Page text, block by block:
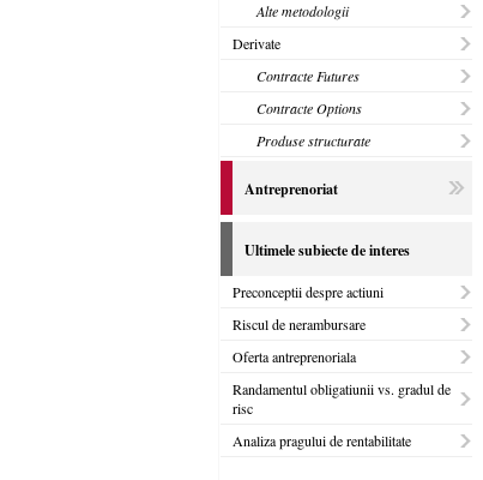
Alte metodologii
Derivate
Contracte Futures
Contracte Options
Produse structurate
Antreprenoriat
Ultimele subiecte de interes
Preconceptii despre actiuni
Riscul de nerambursare
Oferta antreprenoriala
Randamentul obligatiunii vs. gradul de
risc
Analiza pragului de rentabilitate